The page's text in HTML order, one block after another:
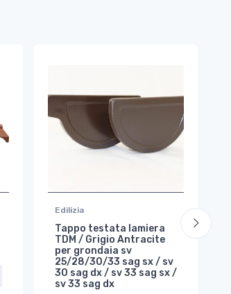
Edilizia
Tappo testata lamiera
TDM / Grigio Antracite
per grondaia sv
25/28/30/33 sag sx / sv
30 sag dx / sv 33 sag sx /
sv 33 sag dx